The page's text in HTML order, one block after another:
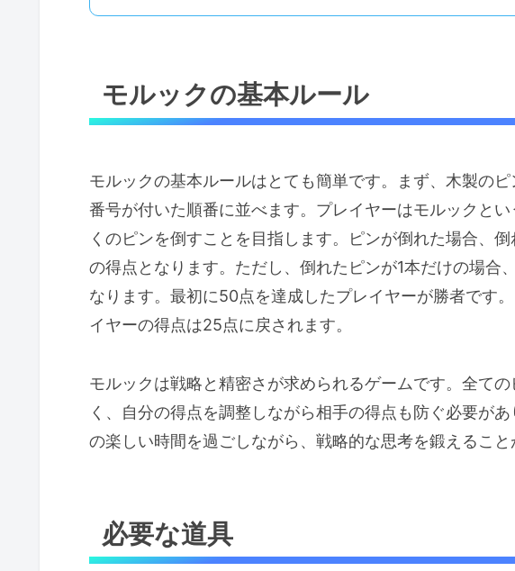
モルックの基本ルール
モルックの基本ルールはとても簡単です。まず、木製の
番号が付いた順番に並べます。プレイヤーはモルックと
くのピンを倒すことを目指します。ピンが倒れた場合、
の得点となります。ただし、倒れたピンが1本だけの場合
なります。最初に50点を達成したプレイヤーが勝者です
イヤーの得点は25点に戻されます。
モルックは戦略と精密さが求められるゲームです。全て
く、自分の得点を調整しながら相手の得点も防ぐ必要が
の楽しい時間を過ごしながら、戦略的な思考を鍛えること
必要な道具